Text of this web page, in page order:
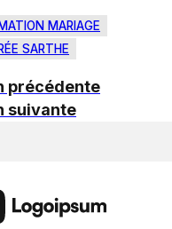
MARIAGE
SARTHE
précédente
suivante